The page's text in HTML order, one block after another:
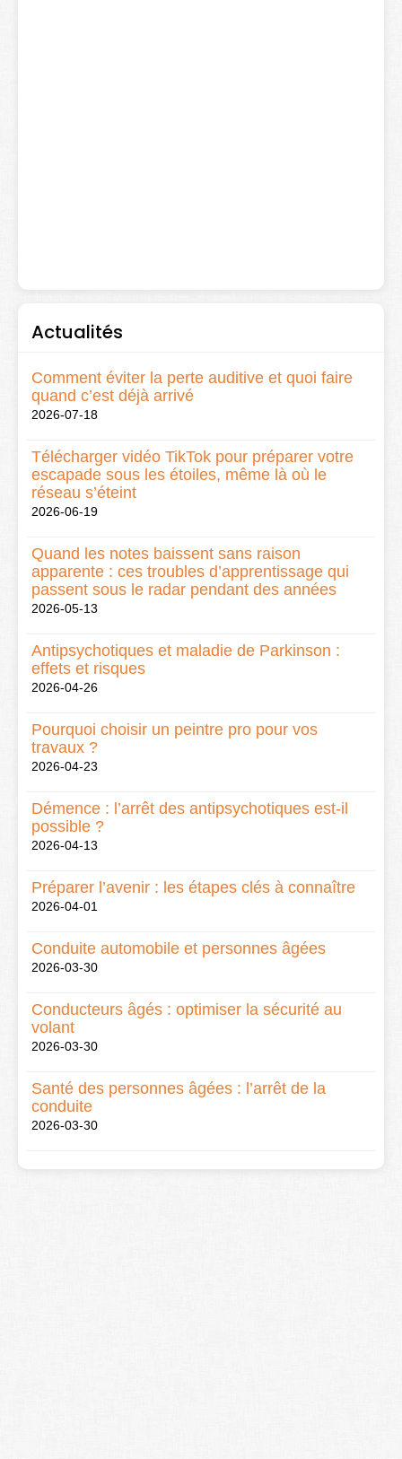
Actualités
Comment éviter la perte auditive et quoi faire
quand c’est déjà arrivé
2026-07-18
Télécharger vidéo TikTok pour préparer votre
escapade sous les étoiles, même là où le
réseau s’éteint
2026-06-19
Quand les notes baissent sans raison
apparente : ces troubles d’apprentissage qui
passent sous le radar pendant des années
2026-05-13
Antipsychotiques et maladie de Parkinson :
effets et risques
2026-04-26
Pourquoi choisir un peintre pro pour vos
travaux ?
2026-04-23
Démence : l’arrêt des antipsychotiques est-il
possible ?
2026-04-13
Préparer l’avenir : les étapes clés à connaître
2026-04-01
Conduite automobile et personnes âgées
2026-03-30
Conducteurs âgés : optimiser la sécurité au
volant
2026-03-30
Santé des personnes âgées : l’arrêt de la
conduite
2026-03-30